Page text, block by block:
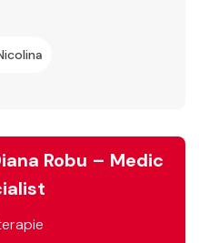
Robu – Medic